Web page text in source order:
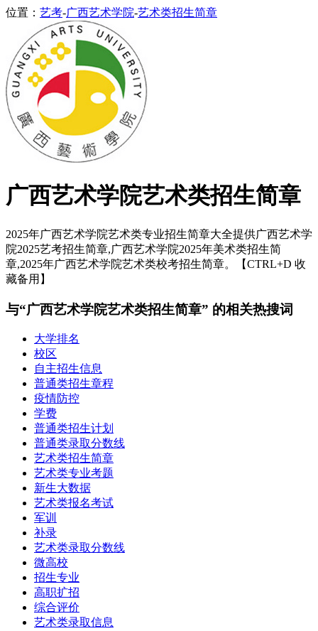
位置： 艺考-广西艺术学院-艺术类招生简章
广西艺术学院艺术类招生简章
2025年广西艺术学院艺术类专业招生简章大全提供广西艺术学
院2025艺考招生简章,广西艺术学院2025年美术类招生简
章,2025年广西艺术学院艺术类校考招生简章。【CTRL+D 收
藏备用】
与“广西艺术学院艺术类招生简章” 的相关热搜词
大学排名
校区
自主招生信息
普通类招生章程
疫情防控
学费
普通类招生计划
普通类录取分数线
艺术类招生简章
艺术类专业考题
新生大数据
艺术类报名考试
军训
补录
艺术类录取分数线
微高校
招生专业
高职扩招
综合评价
艺术类录取信息